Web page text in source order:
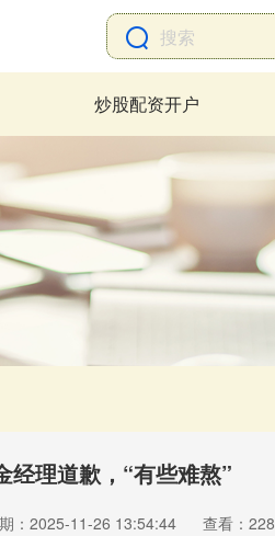
炒股配资开户
经理道歉，“有些难熬”
：2025-11-26 13:54:44 查看：228